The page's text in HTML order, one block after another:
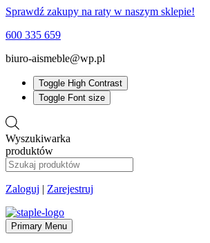
Sprawdź zakupy na raty w naszym sklepie!
600 335 659
biuro-aismeble@wp.pl
Toggle High Contrast
Toggle Font size
Wyszukiwarka
produktów
Zaloguj | Zarejestruj
Primary Menu